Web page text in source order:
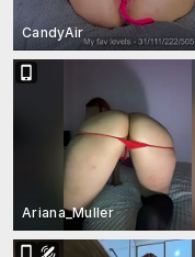
CandyAir
Ariana_Muller